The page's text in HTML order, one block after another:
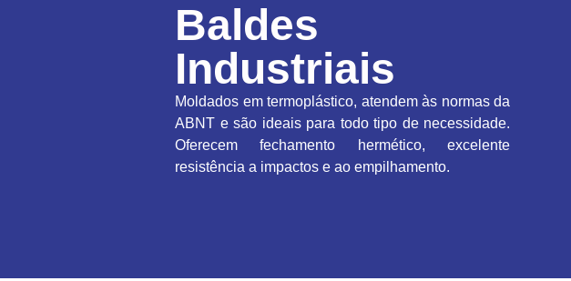
Baldes
Industriais
Moldados em termoplástico, atendem às normas da
ABNT e são ideais para todo tipo de necessidade.
Oferecem fechamento hermético, excelente
resistência a impactos e ao empilhamento.